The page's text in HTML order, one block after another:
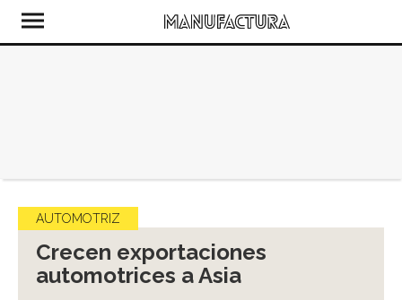
AUTOMOTRIZ
Crecen exportaciones
automotrices a Asia